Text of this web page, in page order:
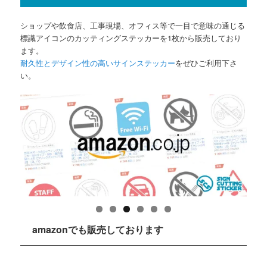
ショップや飲食店、工事現場、オフィス等で一目で意味の通じる
標識アイコンのカッティングステッカーを1枚から販売しており
ます。
耐久性とデザイン性の高いサインステッカーをぜひご利用下さ
い。
amazonでも販売しております